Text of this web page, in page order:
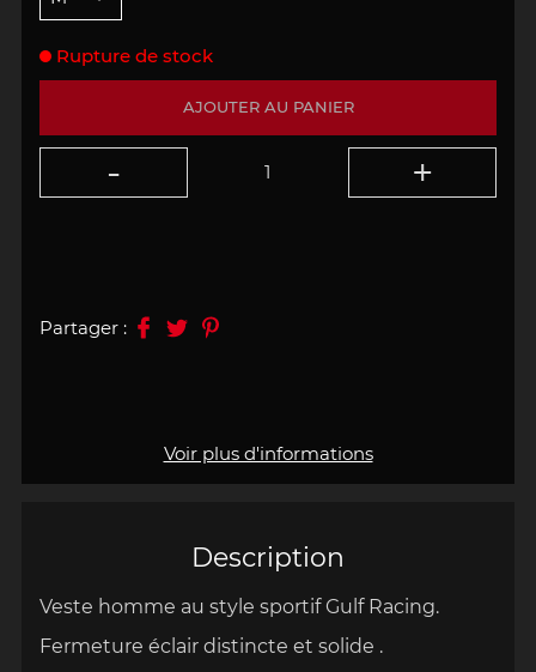
Description
Veste homme au style sportif Gulf Racing.
Fermeture éclair distincte et solide .
Voir plus d'informations
AJOUTER AU PANIER
Rupture de stock
Partager :